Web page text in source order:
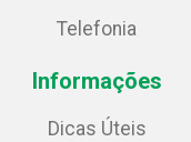
Telefonia
Informações
Dicas Úteis